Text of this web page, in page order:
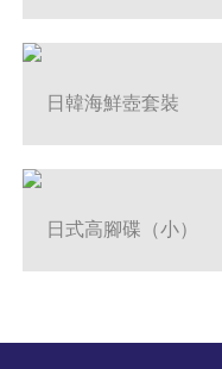
日韓海鮮壺套裝
日式高腳碟（小）